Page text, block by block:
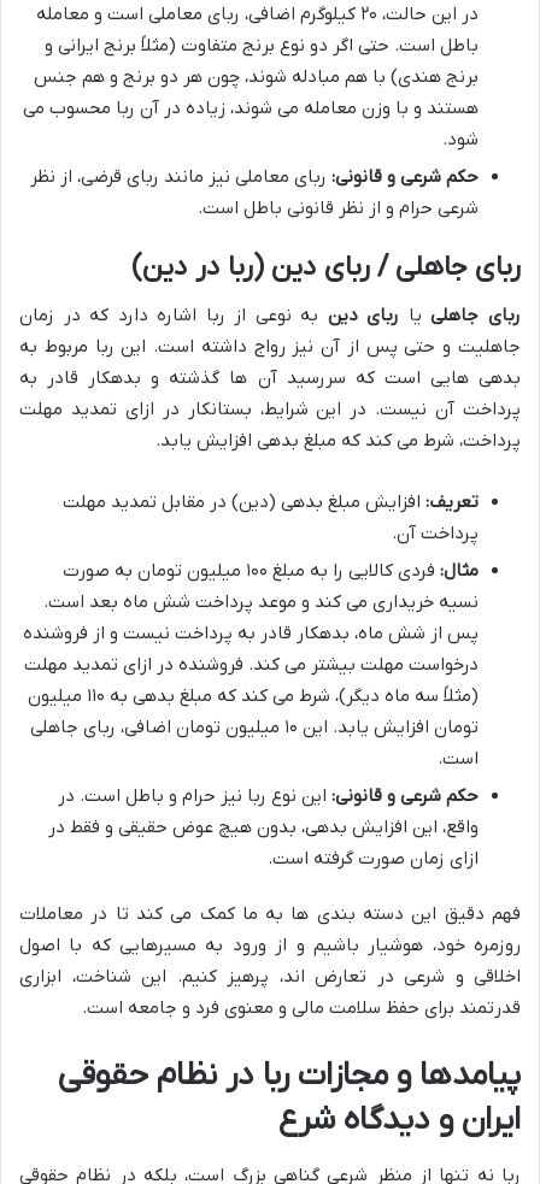
در این حالت، ۲۰ کیلوگرم اضافی، ربای معاملی است و معامله
باطل است. حتی اگر دو نوع برنج متفاوت (مثلاً برنج ایرانی و
برنج هندی) با هم مبادله شوند، چون هر دو برنج و هم جنس
هستند و با وزن معامله می شوند، زیاده در آن ربا محسوب می
شود.
حکم شرعی و قانونی: ربای معاملی نیز مانند ربای قرضی، از نظر
شرعی حرام و از نظر قانونی باطل است.
ربای جاهلی / ربای دین (ربا در دین)
ربای جاهلییا ربای دین به نوعی از ربا اشاره دارد که در زمان
جاهلیت و حتی پس از آن نیز رواج داشته است. این ربا مربوط به
بدهی هایی است که سررسید آن ها گذشته و بدهکار قادر به
پرداخت آن نیست. در این شرایط، بستانکار در ازای تمدید مهلت
پرداخت، شرط می کند که مبلغ بدهی افزایش یابد.
تعریف: افزایش مبلغ بدهی (دین) در مقابل تمدید مهلت
پرداخت آن.
مثال:
فردی کالایی را به مبلغ ۱۰۰ میلیون تومان به صورت
نسیه خریداری می کند و موعد پرداخت شش ماه بعد است.
پس از شش ماه، بدهکار قادر به پرداخت نیست و از فروشنده
درخواست مهلت بیشتر می کند. فروشنده در ازای تمدید مهلت
(مثلاً سه ماه دیگر)، شرط می کند که مبلغ بدهی به ۱۱۰ میلیون
تومان افزایش یابد. این ۱۰ میلیون تومان اضافی، ربای جاهلی
است.
حکم شرعی و قانونی: این نوع ربا نیز حرام و باطل است. در
واقع، این افزایش بدهی، بدون هیچ عوض حقیقی و فقط در
ازای زمان صورت گرفته است.
فهم دقیق این دسته بندی ها به ما کمک می کند تا در معاملات
روزمره خود، هوشیار باشیم و از ورود به مسیرهایی که با اصول
اخلاقی و شرعی در تعارض اند، پرهیز کنیم. این شناخت، ابزاری
قدرتمند برای حفظ سلامت مالی و معنوی فرد و جامعه است.
پیامدها و مجازات ربا در نظام حقوقی
ایران و دیدگاه شرع
ربا نه تنها از منظر شرعی گناهی بزرگ است، بلکه در نظام حقوقی